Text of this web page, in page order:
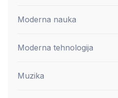
Moderna nauka
Moderna tehnologija
Muzika